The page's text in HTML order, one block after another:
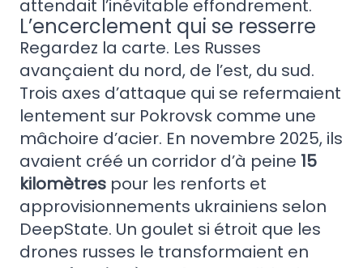
attendait l’inévitable effondrement.
L’encerclement qui se resserre
Regardez la carte. Les Russes
avançaient du nord, de l’est, du sud.
Trois axes d’attaque qui se refermaient
lentement sur Pokrovsk comme une
mâchoire d’acier. En novembre 2025, ils
avaient créé un corridor d’à peine 15
kilomètres pour les renforts et
approvisionnements ukrainiens selon
DeepState. Un goulet si étroit que les
drones russes le transformaient en